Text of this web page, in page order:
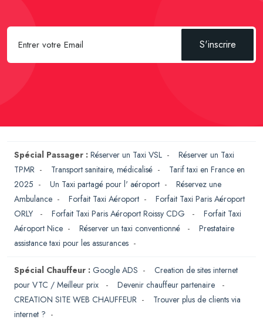
S'inscrire
Spécial Passager : Réserver un Taxi VSL - Réserver un Taxi
TPMR - Transport sanitaire, médicalisé - Tarif taxi en France en
2025 - Un Taxi partagé pour l' aéroport - Réservez une
Ambulance - Forfait Taxi Aéroport - Forfait Taxi Paris Aéroport
ORLY
- Forfait Taxi Paris Aéroport Roissy CDG - Forfait Taxi
Aéroport Nice - Réserver un taxi conventionné - Prestataire
assistance taxi pour les assurances -
Spécial Chauffeur : Google ADS - Creation de sites internet
pour VTC / Meilleur prix
- Devenir chauffeur partenaire
-
CREATION SITE WEB CHAUFFEUR - Trouver plus de clients via
internet ? -